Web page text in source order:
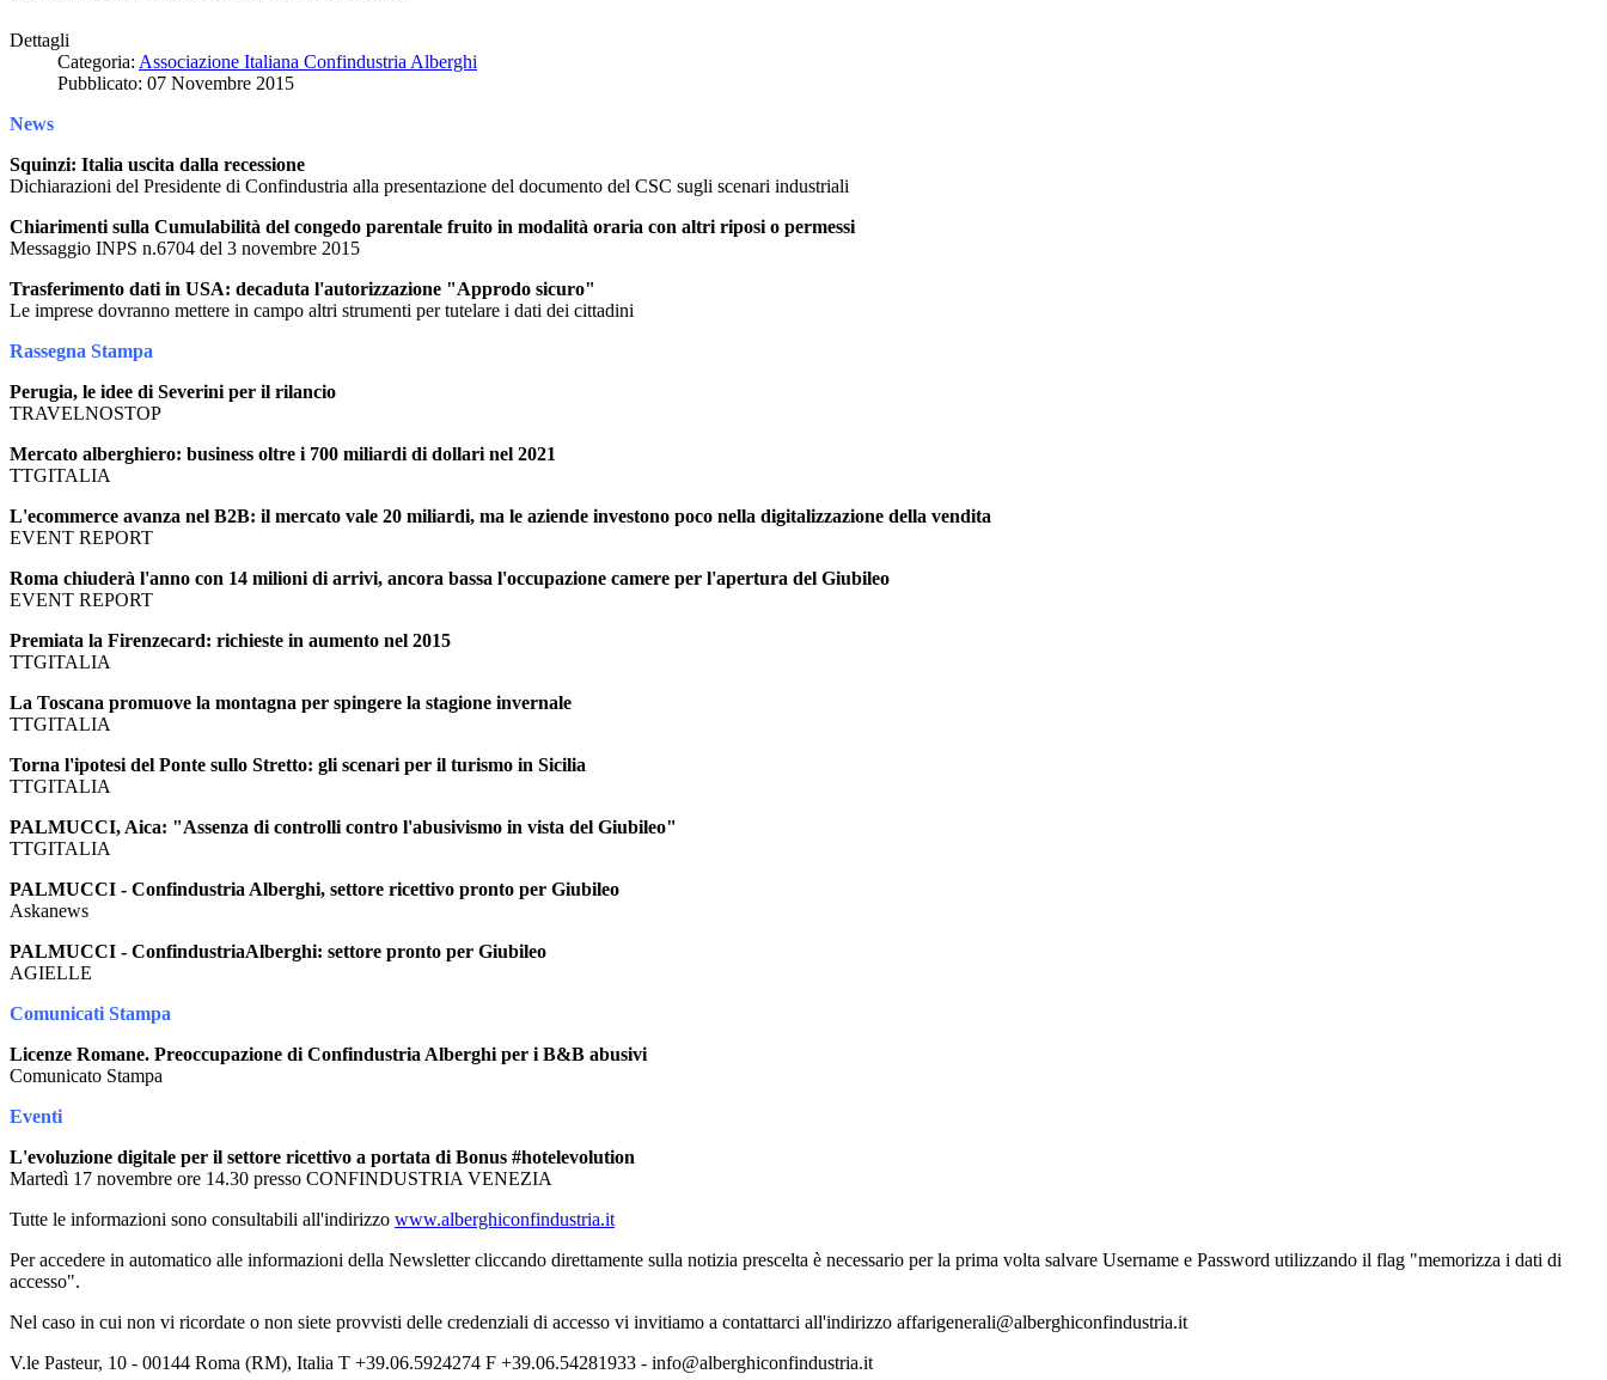
Dettagli
Categoria: Associazione Italiana Confindustria Alberghi
Pubblicato: 07 Novembre 2015
News
Squinzi: Italia uscita dalla recessione
Dichiarazioni del Presidente di Confindustria alla presentazione del documento del CSC sugli scenari industriali
Chiarimenti sulla Cumulabilità del congedo parentale fruito in modalità oraria con altri riposi o permessi
Messaggio INPS n.6704 del 3 novembre 2015
Trasferimento dati in USA: decaduta l'autorizzazione "Approdo sicuro"
Le imprese dovranno mettere in campo altri strumenti per tutelare i dati dei cittadini
Rassegna Stampa
Perugia, le idee di Severini per il rilancio
TRAVELNOSTOP
Mercato alberghiero: business oltre i 700 miliardi di dollari nel 2021
TTGITALIA
L'ecommerce avanza nel B2B: il mercato vale 20 miliardi, ma le aziende investono poco nella digitalizzazione della vendita
EVENT REPORT
Roma chiuderà l'anno con 14 milioni di arrivi, ancora bassa l'occupazione camere per l'apertura del Giubileo
EVENT REPORT
Premiata la Firenzecard: richieste in aumento nel 2015
TTGITALIA
La Toscana promuove la montagna per spingere la stagione invernale
TTGITALIA
Torna l'ipotesi del Ponte sullo Stretto: gli scenari per il turismo in Sicilia
TTGITALIA
PALMUCCI, Aica: "Assenza di controlli contro l'abusivismo in vista del Giubileo"
TTGITALIA
PALMUCCI - Confindustria Alberghi, settore ricettivo pronto per Giubileo
Askanews
PALMUCCI - ConfindustriaAlberghi: settore pronto per Giubileo
AGIELLE
Comunicati Stampa
Licenze Romane. Preoccupazione di Confindustria Alberghi per i B&B abusivi
Comunicato Stampa
Eventi
L'evoluzione digitale per il settore ricettivo a portata di Bonus #hotelevolution
Martedì 17 novembre ore 14.30 presso CONFINDUSTRIA VENEZIA
Tutte le informazioni sono consultabili all'indirizzo www.alberghiconfindustria.it
Per accedere in automatico alle informazioni della Newsletter cliccando direttamente sulla notizia prescelta è necessario per la prima volta salvare Username e Password utilizzando il flag "memorizza i dati di
accesso".
Nel caso in cui non vi ricordate o non siete provvisti delle credenziali di accesso vi invitiamo a contattarci all'indirizzo affarigenerali@alberghiconfindustria.it
V.le Pasteur, 10 - 00144 Roma (RM), Italia T +39.06.5924274 F +39.06.54281933 - info@alberghiconfindustria.it